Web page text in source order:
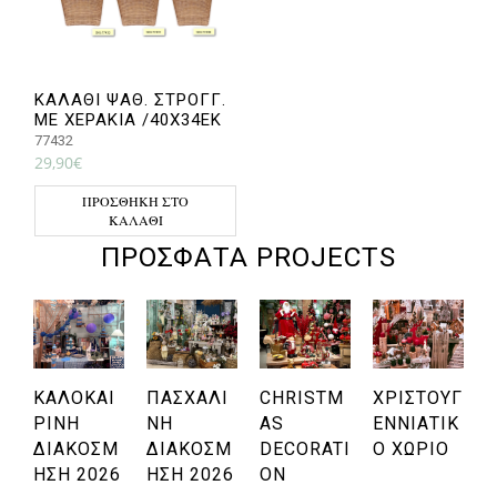
ΚΑΛΑΘΙ ΨΑΘ. ΣΤΡΟΓΓ.
ΜΕ ΧΕΡΑΚΙΑ /40Χ34ΕΚ
77432
29,90€
ΠΡΟΣΘΉΚΗ ΣΤΟ
ΚΑΛΆΘΙ
ΠΡΌΣΦΑΤΑ PROJECTS
ΚΑΛΟΚΑΙ
ΡΙΝΉ
ΔΙΑΚΌΣΜ
ΗΣΗ 2026
ΠΑΣΧΑΛΙ
ΝΉ
ΔΙΑΚΌΣΜ
ΗΣΗ 2026
CHRISTM
AS
DECORATI
ON
ΧΡΙΣΤΟΥΓ
ΕΝΝΙΆΤΙΚ
Ο ΧΩΡΙΌ